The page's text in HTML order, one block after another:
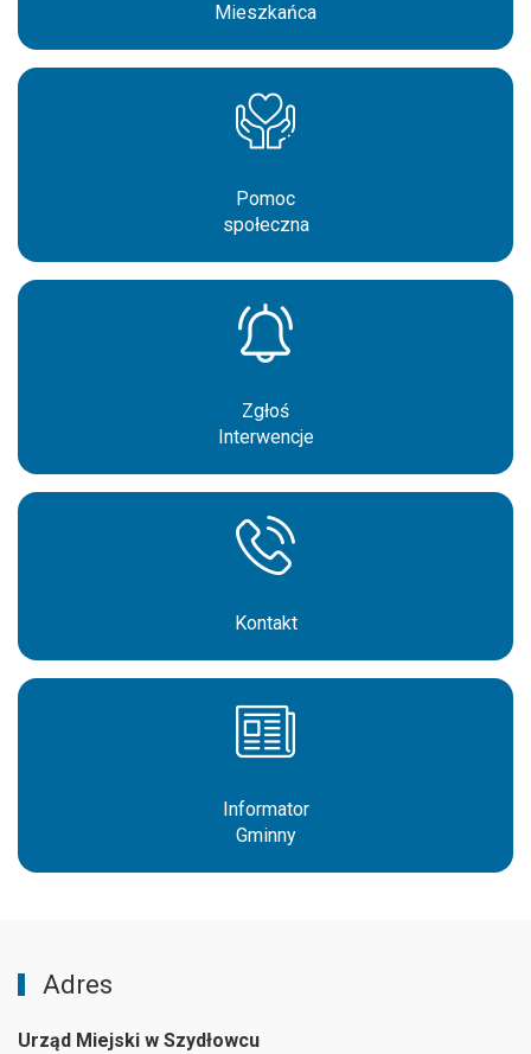
Mieszkańca
Pomoc
społeczna
Zgłoś
Interwencje
Kontakt
Informator
Gminny
Adres
Urząd Miejski w Szydłowcu